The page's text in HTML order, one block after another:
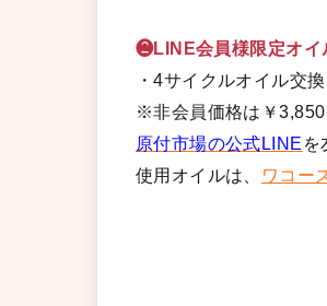
❷LINE会員様限定オイ
・4サイクルオイル交
※非会員価格は￥3,850
原付市場の公式LINE を
使用オイルは、
ワコー